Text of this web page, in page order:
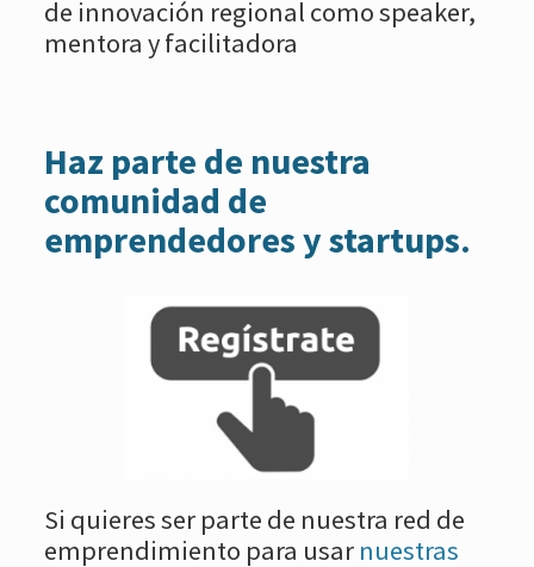
de innovación regional como speaker,
mentora y facilitadora
Haz parte de nuestra
comunidad de
emprendedores y startups.
Si quieres ser parte de nuestra red de
emprendimiento para usar nuestras